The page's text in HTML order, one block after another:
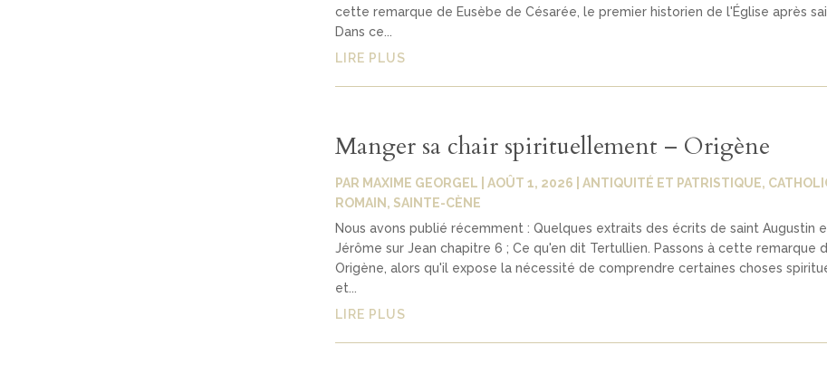
cette remarque de Eusèbe de Césarée, le premier historien de l'Église après
Dans ce...
LIRE PLUS
Manger sa chair spirituellement – Origène
PAR MAXIME GEORGEL AOÛT 1, 2026 ANTIQUITÉ ET PATRISTIQUE,
ROMAIN , SAINTE-CÈNE
Nous avons publié récemment : Quelques extraits des écrits de saint Augustin
Jérôme sur Jean chapitre 6 ; Ce qu'en dit Tertullien. Passons à cette remarque
Origène, alors qu'il expose la nécessité de comprendre certaines choses
et...
LIRE PLUS